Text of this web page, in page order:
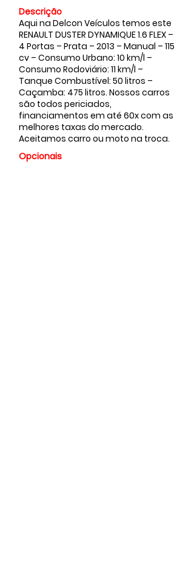
Descrição
Aqui na Delcon Veículos temos este
RENAULT DUSTER DYNAMIQUE 1.6 FLEX –
4 Portas – Prata – 2013 – Manual – 115
cv – Consumo Urbano: 10 km/l –
Consumo Rodoviário: 11 km/l –
Tanque Combustível: 50 litros –
Caçamba: 475 litros. Nossos carros
são todos periciados,
financiamentos em até 60x com as
melhores taxas do mercado.
Aceitamos carro ou moto na troca.
Opcionais